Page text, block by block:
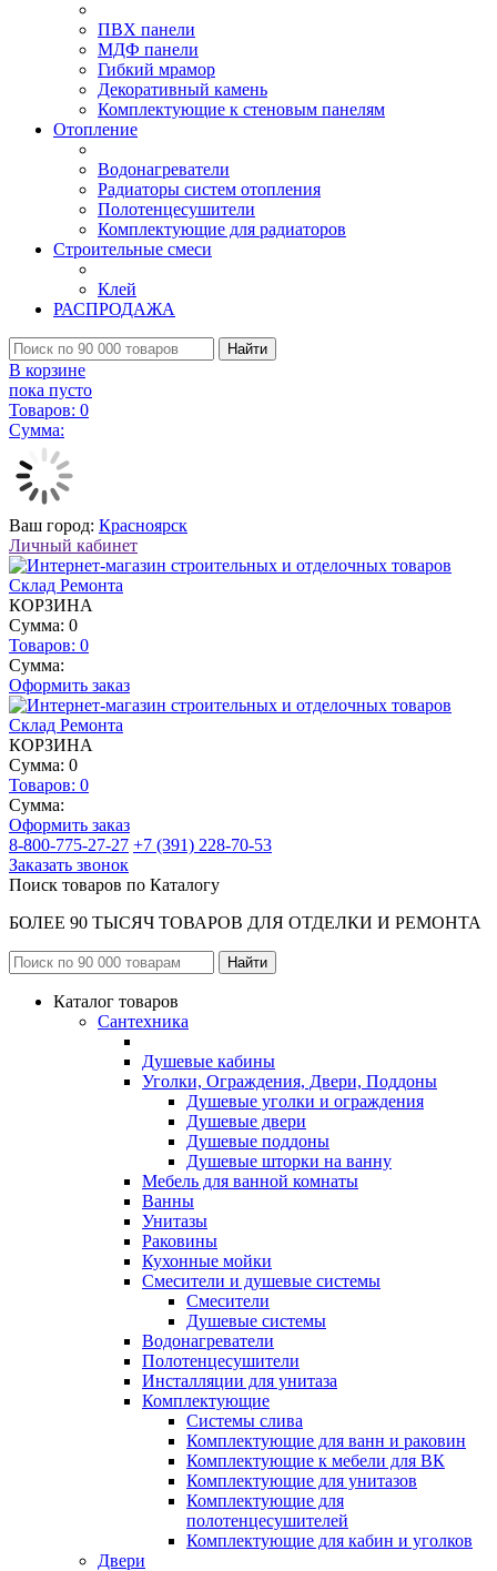
ПВХ панели
МДФ панели
Гибкий мрамор
Декоративный камень
Комплектующие к стеновым панелям
Отопление
Водонагреватели
Радиаторы систем отопления
Полотенцесушители
Комплектующие для радиаторов
Строительные смеси
Клей
РАСПРОДАЖА
Найти
В корзине
пока пусто
Товаров: 0
Сумма:
Ваш город: Красноярск
Личный кабинет
КОРЗИНА
Сумма: 0
Товаров: 0
Сумма:
Оформить заказ
КОРЗИНА
Сумма: 0
Товаров: 0
Сумма:
Оформить заказ
8-800-775-27-27 +7 (391) 228-70-53
Заказать звонок
Поиск товаров по Каталогу
БОЛЕЕ 90 ТЫСЯЧ ТОВАРОВ ДЛЯ ОТДЕЛКИ И РЕМОНТА
Каталог товаров
Сантехника
Душевые кабины
Уголки, Ограждения, Двери, Поддоны
Душевые уголки и ограждения
Душевые двери
Душевые поддоны
Душевые шторки на ванну
Мебель для ванной комнаты
Ванны
Унитазы
Раковины
Кухонные мойки
Смесители и душевые системы
Смесители
Душевые системы
Водонагреватели
Полотенцесушители
Инсталляции для унитаза
Комплектующие
Системы слива
Комплектующие для ванн и раковин
Комплектующие к мебели для ВК
Комплектующие для унитазов
Комплектующие для
полотенцесушителей
Комплектующие для кабин и уголков
Двери